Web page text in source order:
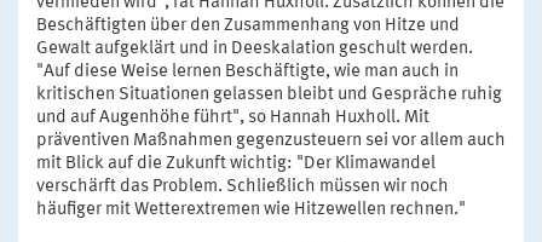
Beschäftigten über den Zusammenhang von Hitze und
Gewalt aufgeklärt und in Deeskalation geschult werden.
"Auf diese Weise lernen Beschäftigte, wie man auch in
kritischen Situationen gelassen bleibt und Gespräche ruhig
und auf Augenhöhe führt", so Hannah Huxholl. Mit
präventiven Maßnahmen gegenzusteuern sei vor allem auch
mit Blick auf die Zukunft wichtig: "Der Klimawandel
verschärft das Problem. Schließlich müssen wir noch
häufiger mit Wetterextremen wie Hitzewellen rechnen."